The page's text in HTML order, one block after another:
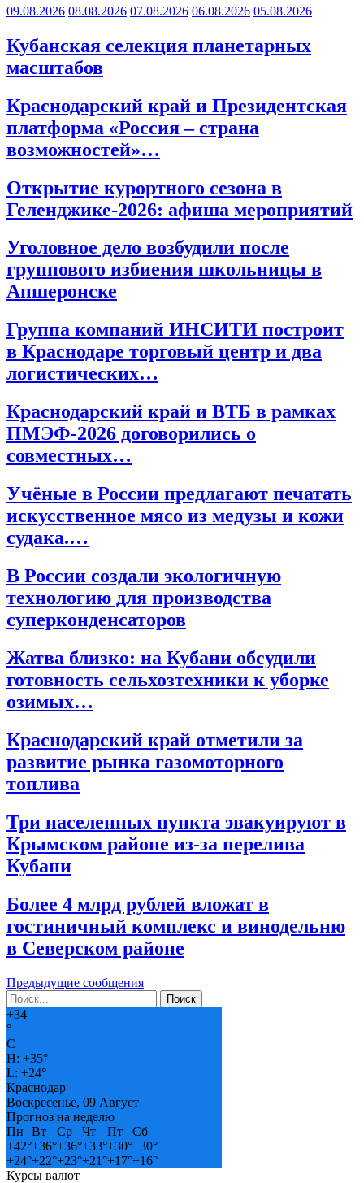
09.08.2026 08.08.2026 07.08.2026 06.08.2026 05.08.2026
Кубанская селекция планетарных
масштабов
Краснодарский край и Президентская
платформа «Россия – страна
возможностей»…
Открытие курортного сезона в
Геленджике-2026: афиша мероприятий
Уголовное дело возбудили после
группового избиения школьницы в
Апшеронске
Группа компаний ИНСИТИ построит
в Краснодаре торговый центр и два
логистических…
Краснодарский край и ВТБ в рамках
ПМЭФ-2026 договорились о
совместных…
Учёные в России предлагают печатать
искусственное мясо из медузы и кожи
судака.…
В России создали экологичную
технологию для производства
суперконденсаторов
Жатва близко: на Кубани обсудили
готовность сельхозтехники к уборке
озимых…
Краснодарский край отметили за
развитие рынка газомоторного
топлива
Три населенных пункта эвакуируют в
Крымском районе из-за перелива
Кубани
Более 4 млрд рублей вложат в
гостиничный комплекс и винодельню
в Северском районе
Предыдущие сообщения
+34
°
C
H: +35°
L: +24°
Краснодар
Воскресенье, 09 Август
Прогноз на неделю
Пн
Вт Ср Чт Пт
Сб
+42°+36°+36°+33°+30°+30°
+24°+22°+23°+21°+17°+16°
Курсы валют